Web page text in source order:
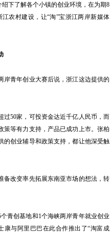
下了解各个小镇的创业环境，在为期8
农村建设，让“淘”宝浙江两岸新媒体
青年创业大赛后说，浙江这边提供的
50家，可投资金达近千亿人民币，而
策等有力支持，产品已成功上市。张柏
的创业辅导和政策支持，都让他深受触
改变率先拓展东南亚市场的想法，转
青创基地和1个海峡两岸青年就业创业
康与阿里巴巴在此合作推出了“淘富成